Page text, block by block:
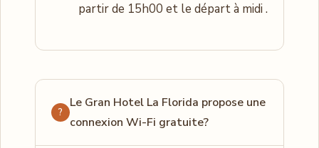
partir de 15h00 et le départ à midi .
Le Gran Hotel La Florida propose une
connexion Wi-Fi gratuite?